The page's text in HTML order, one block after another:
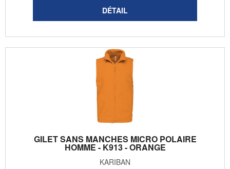
GILET SANS MANCHES MICRO POLAIRE
HOMME - K913 - ORANGE
KARIBAN